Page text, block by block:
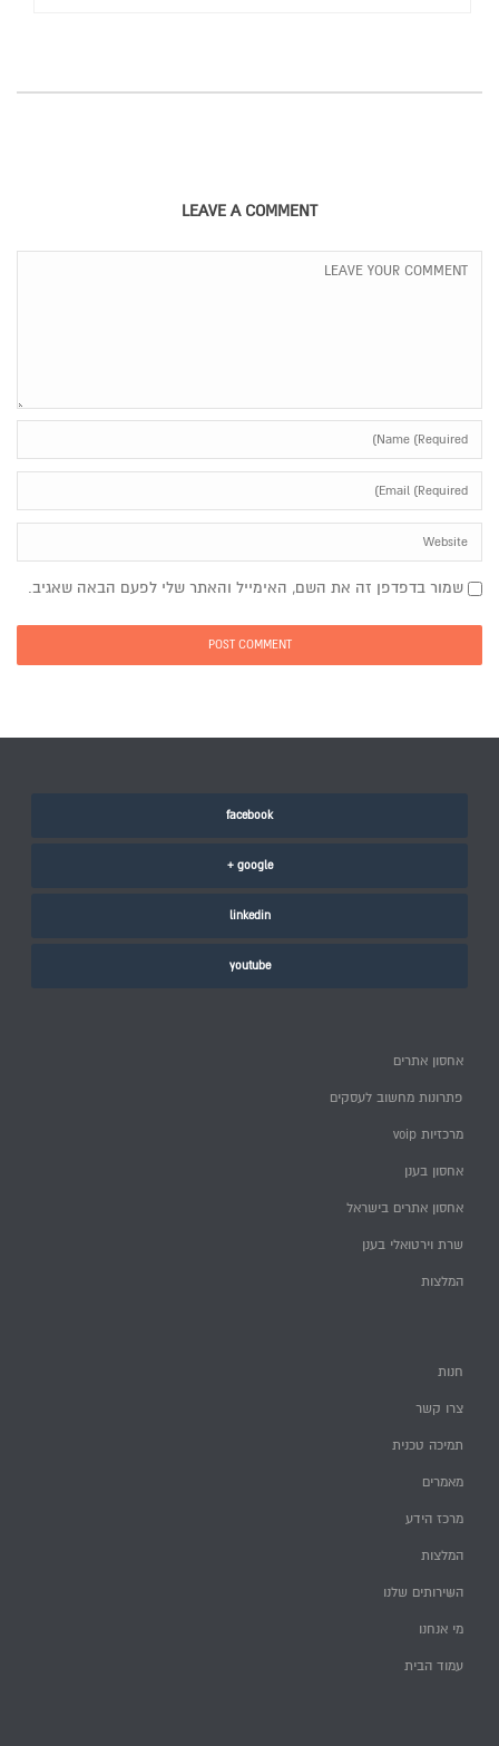
LEAVE A COMMENT
שמור בדפדפן זה את השם, האימייל והאתר שלי לפעם הבאה שאגיב.
facebook
google +
linkedin
youtube
אחסון אתרים
פתרונות מחשוב לעסקים
מרכזיות voip
אחסון בענן
אחסון אתרים בישראל
שרת וירטואלי בענן
המלצות
חנות
צרו קשר
תמיכה טכנית
מאמרים
מרכז הידע
המלצות
השירותים שלנו
מי אנחנו
עמוד הבית